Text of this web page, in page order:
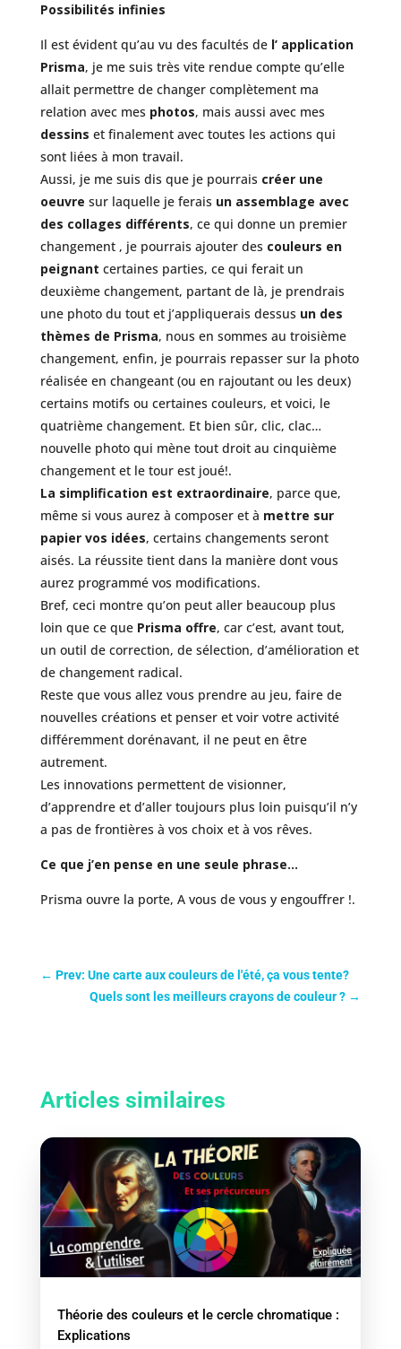
Possibilités infinies
Il est évident qu’au vu des facultés de l’ application
Prisma, je me suis très vite rendue compte qu’elle
allait permettre de changer complètement ma
relation avec mes photos, mais aussi avec mes
dessins et finalement avec toutes les actions qui
sont liées à mon travail.
Aussi, je me suis dis que je pourrais créer une
oeuvre sur laquelle je ferais un assemblage avec
des collages différents, ce qui donne un premier
changement , je pourrais ajouter des couleurs en
peignant certaines parties, ce qui ferait un
deuxième changement, partant de là, je prendrais
une photo du tout et j’appliquerais dessus un des
thèmes de Prisma, nous en sommes au troisième
changement, enfin, je pourrais repasser sur la photo
réalisée en changeant (ou en rajoutant ou les deux)
certains motifs ou certaines couleurs, et voici, le
quatrième changement. Et bien sûr, clic, clac…
nouvelle photo qui mène tout droit au cinquième
changement et le tour est joué!.
La simplification est extraordinaire, parce que,
même si vous aurez à composer et à mettre sur
papier vos idées, certains changements seront
aisés. La réussite tient dans la manière dont vous
aurez programmé vos modifications.
Bref, ceci montre qu’on peut aller beaucoup plus
loin que ce que Prisma offre, car c’est, avant tout,
un outil de correction, de sélection, d’amélioration et
de changement radical.
Reste que vous allez vous prendre au jeu, faire de
nouvelles créations et penser et voir votre activité
différemment dorénavant, il ne peut en être
autrement.
Les innovations permettent de visionner,
d’apprendre et d’aller toujours plus loin puisqu’il n’y
a pas de frontières à vos choix et à vos rêves.
Ce que j’en pense en une seule phrase…
Prisma ouvre la porte, A vous de vous y engouffrer !.
← Prev: Une carte aux couleurs de l'été, ça vous tente?
Quels sont les meilleurs crayons de couleur ? →
Articles similaires
Théorie des couleurs et le cercle chromatique :
Explications